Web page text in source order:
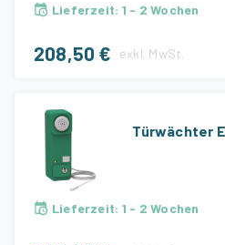
Lieferzeit: 1 - 2 Wochen
208,50 € exkl. MwSt.
Türwächter
Lieferzeit: 1 - 2 Wochen